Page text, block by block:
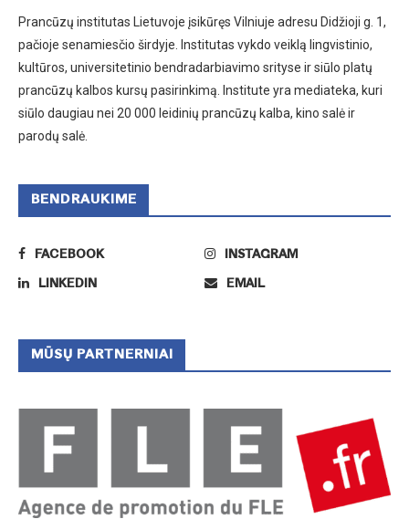
Prancūzų institutas Lietuvoje įsikūręs Vilniuje adresu Didžioji g. 1,
pačioje senamiesčio širdyje. Institutas vykdo veiklą lingvistinio,
kultūros, universitetinio bendradarbiavimo srityse ir siūlo platų
prancūzų kalbos kursų pasirinkimą. Institute yra mediateka, kuri
siūlo daugiau nei 20 000 leidinių prancūzų kalba, kino salė ir
parodų salė.
BENDRAUKIME
FACEBOOK INSTAGRAM
LINKEDIN EMAIL
MŪSŲ PARTNERNIAI